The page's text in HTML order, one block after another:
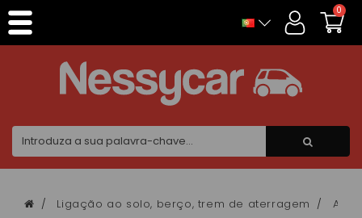
0
Ligação ao solo, berço, trem de aterragem
Painel de Gerenciamento de Cookies